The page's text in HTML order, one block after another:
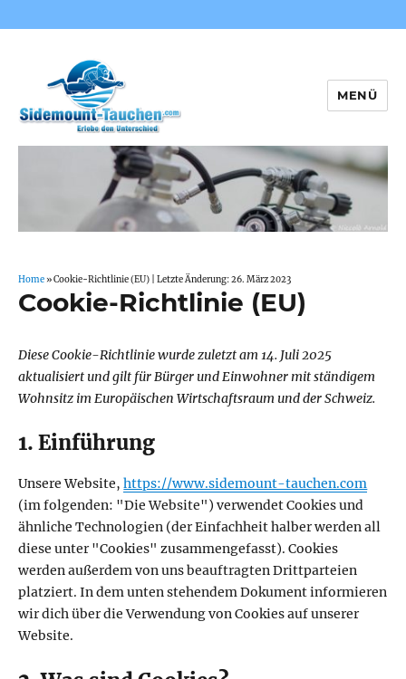
Sidemount-Tauchen
MENÜ
Home »Cookie-Richtlinie (EU) | Letzte Änderung: 26. März 2023
Cookie-Richtlinie (EU)
Diese Cookie-Richtlinie wurde zuletzt am 14. Juli 2025
aktualisiert und gilt für Bürger und Einwohner mit ständigem
Wohnsitz im Europäischen Wirtschaftsraum und der Schweiz.
1. Einführung
Unsere Website,https://www.sidemount-tauchen.com
(im folgenden: "Die Website") verwendet Cookies und
ähnliche Technologien (der Einfachheit halber werden all
diese unter "Cookies" zusammengefasst). Cookies
werden außerdem von uns beauftragten Drittparteien
platziert. In dem unten stehendem Dokument informieren
wir dich über die Verwendung von Cookies auf unserer
Website.